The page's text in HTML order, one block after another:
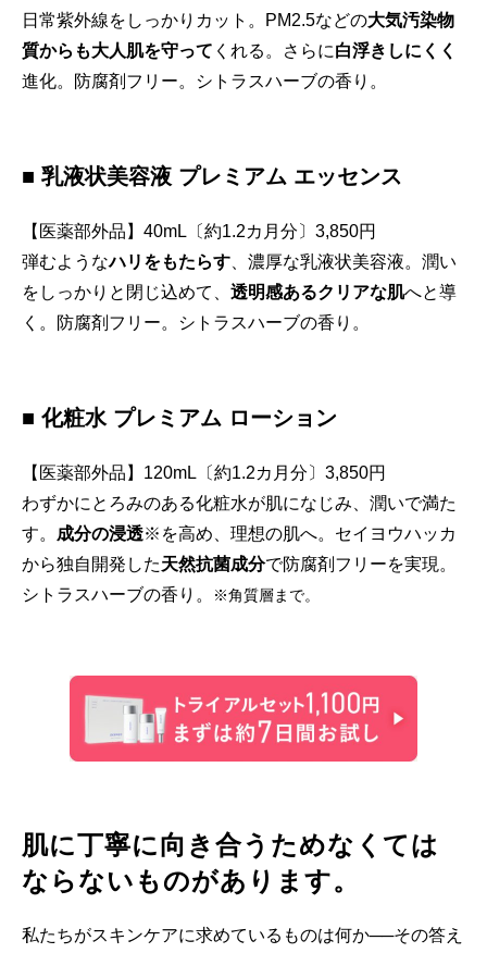
日常紫外線をしっかりカット。PM2.5などの大気汚染物
質からも大人肌を守って くれる。さらに白浮きしにくく
進化。防腐剤フリー。シトラスハーブの香り。
■ 乳液状美容液 プレミアム エッセンス
【医薬部外品】40mL〔約1.2カ月分〕3,850円
弾むようなハリをもたらす 、濃厚な乳液状美容液。潤い
をしっかりと閉じ込めて、 透明感あるクリアな肌へと導
く。防腐剤フリー。シトラスハーブの香り。
■ 化粧水 プレミアム ローション
【医薬部外品】120mL〔約1.2カ月分〕3,850円
わずかにとろみのある化粧水が肌になじみ、潤いで満た
す。 成分の浸透※ を高め、理想の肌へ。セイヨウハッカ
から独自開発した天然抗菌成分で防腐剤フリーを実現。
シトラスハーブの香り。
※角質層まで。
肌に丁寧に向き合うためなくては
ならないものがあります。
私たちがスキンケアに求めているものは何か──その答え